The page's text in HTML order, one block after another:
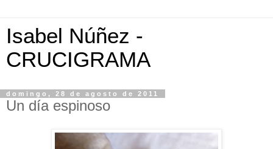
Isabel Núñez -
CRUCIGRAMA
domingo, 28 de agosto de 2011
Un día espinoso